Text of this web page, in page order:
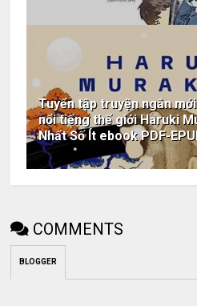
Tuyển tập truyện ngắn
nổi tiếng thế giới Haruki
Nhất Số Ít ebook PDF-
COMMENTS
BLOGGER